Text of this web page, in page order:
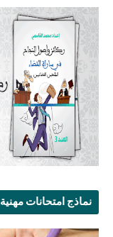
نماذج امتحانات مهنية QCM خاصة بمباريات وزارة العدل